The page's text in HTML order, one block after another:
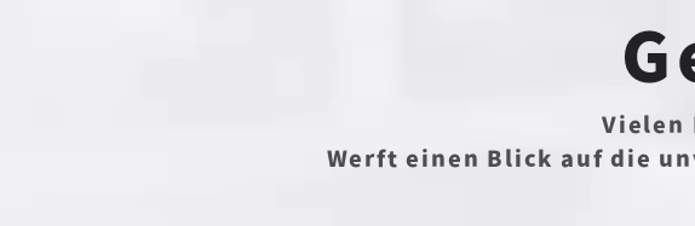
Vielen
Werft einen Blick auf die